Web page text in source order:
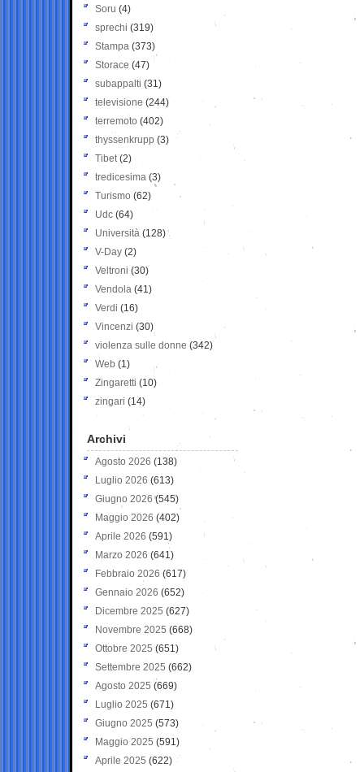
Soru (4)
sprechi (319)
Stampa (373)
Storace (47)
subappalti (31)
televisione(244)
terremoto (402)
thyssenkrupp (3)
Tibet(2)
tredicesima (3)
Turismo (62)
Udc (64)
Università (128)
V-Day (2)
Veltroni (30)
Vendola (41)
Verdi (16)
Vincenzi (30)
violenza sulle donne (342)
Web (1)
Zingaretti (10)
zingari (14)
Archivi
Agosto 2026 (138)
Luglio 2026 (613)
Giugno 2026 (545)
Maggio 2026 (402)
Aprile 2026 (591)
Marzo 2026 (641)
Febbraio 2026 (617)
Gennaio 2026 (652)
Dicembre 2025 (627)
Novembre 2025 (668)
Ottobre 2025 (651)
Settembre 2025 (662)
Agosto 2025 (669)
Luglio 2025 (671)
Giugno 2025 (573)
Maggio 2025 (591)
Aprile 2025 (622)